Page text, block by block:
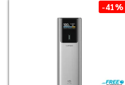
-41%